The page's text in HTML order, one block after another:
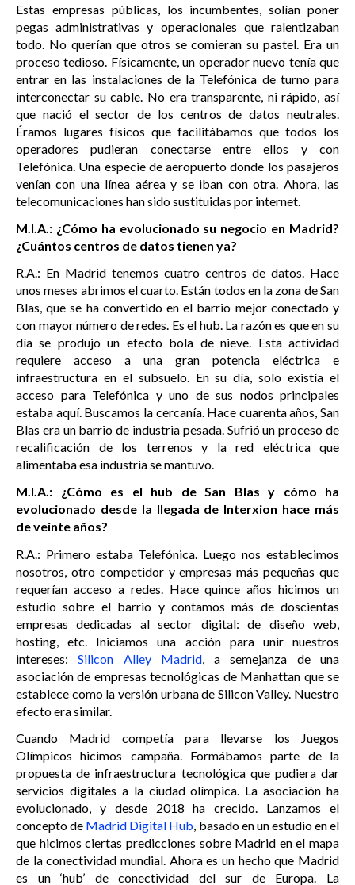
Estas empresas públicas, los incumbentes, solían poner
pegas administrativas y operacionales que ralentizaban
todo. No querían que otros se comieran su pastel. Era un
proceso tedioso. Físicamente, un operador nuevo tenía que
entrar en las instalaciones de la Telefónica de turno para
interconectar su cable. No era transparente, ni rápido, así
que nació el sector de los centros de datos neutrales.
Éramos lugares físicos que facilitábamos que todos los
operadores pudieran conectarse entre ellos y con
Telefónica. Una especie de aeropuerto donde los pasajeros
venían con una línea aérea y se iban con otra. Ahora, las
telecomunicaciones han sido sustituidas por internet.
M.I.A.: ¿Cómo ha evolucionado su negocio en Madrid?
¿Cuántos centros de datos tienen ya?
R.A.: En Madrid tenemos cuatro centros de datos. Hace
unos meses abrimos el cuarto. Están todos en la zona de San
Blas, que se ha convertido en el barrio mejor conectado y
con mayor número de redes. Es el hub. La razón es que en su
día se produjo un efecto bola de nieve. Esta actividad
requiere acceso a una gran potencia eléctrica e
infraestructura en el subsuelo. En su día, solo existía el
acceso para Telefónica y uno de sus nodos principales
estaba aquí. Buscamos la cercanía. Hace cuarenta años, San
Blas era un barrio de industria pesada. Sufrió un proceso de
recalificación de los terrenos y la red eléctrica que
alimentaba esa industria se mantuvo.
M.I.A.: ¿Cómo es el hub de San Blas y cómo ha
evolucionado desde la llegada de Interxion hace más
de veinte años?
R.A.: Primero estaba Telefónica. Luego nos establecimos
nosotros, otro competidor y empresas más pequeñas que
requerían acceso a redes. Hace quince años hicimos un
estudio sobre el barrio y contamos más de doscientas
empresas dedicadas al sector digital: de diseño web,
hosting, etc. Iniciamos una acción para unir nuestros
intereses:Silicon Alley Madrid, a semejanza de una
asociación de empresas tecnológicas de Manhattan que se
establece como la versión urbana de Silicon Valley. Nuestro
efecto era similar.
Cuando Madrid competía para llevarse los Juegos
Olímpicos hicimos campaña. Formábamos parte de la
propuesta de infraestructura tecnológica que pudiera dar
servicios digitales a la ciudad olímpica. La asociación ha
evolucionado, y desde 2018 ha crecido. Lanzamos el
concepto de Madrid Digital Hub , basado en un estudio en el
que hicimos ciertas predicciones sobre Madrid en el mapa
de la conectividad mundial. Ahora es un hecho que Madrid
es un ‘hub’ de conectividad del sur de Europa. La